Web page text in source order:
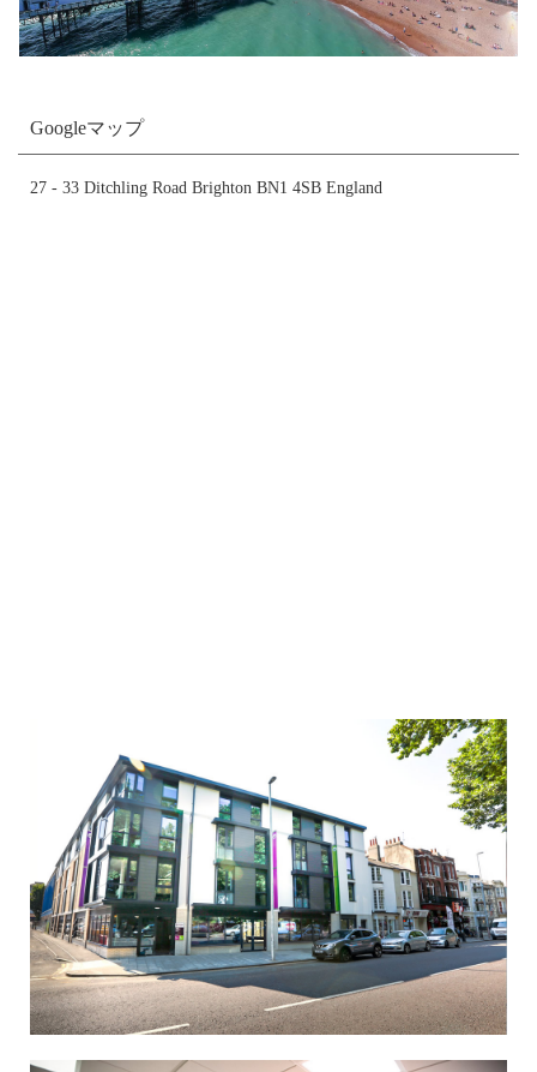
Googleマップ
27 - 33 Ditchling Road Brighton BN1 4SB England